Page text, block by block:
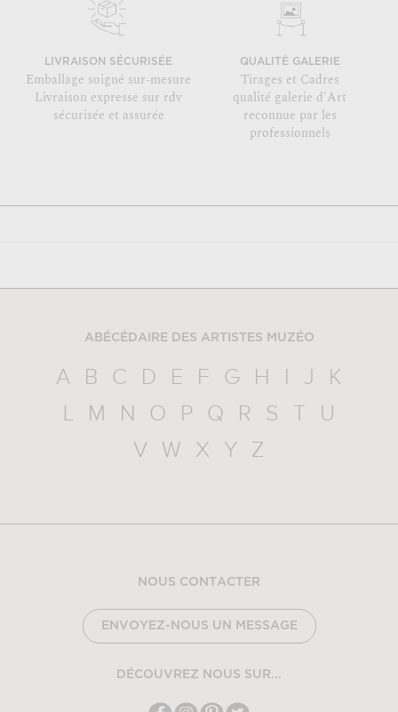
LIVRAISON SÉCURISÉE
Emballage soigné sur-mesure
Livraison expresse sur rdv
sécurisée et assurée
QUALITÉ GALERIE
Tirages et Cadres
qualité galerie d'Art
reconnue par les
professionnels
ABÉCÉDAIRE DES ARTISTES MUZÉO
A B C D E F G H I J
K
L
M N O P Q R S T
U
V
W X Y Z
NOUS CONTACTER
ENVOYEZ-NOUS UN MESSAGE
DÉCOUVREZ NOUS SUR...